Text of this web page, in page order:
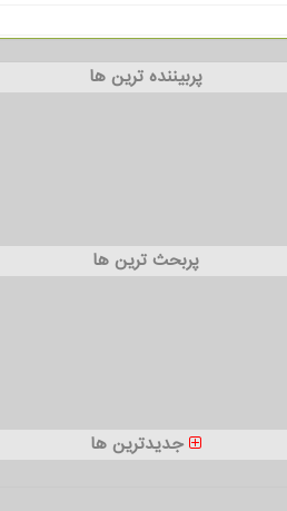
پربیننده ترین ها
پربحث ترین ها
جدیدترین ها